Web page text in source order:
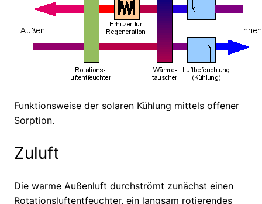
Funktionsweise der solaren Kühlung mittels offener
Sorption.
Zuluft
Die warme Außenluft durchströmt zunächst einen
Rotationsluftentfeuchter, ein langsam rotierendes